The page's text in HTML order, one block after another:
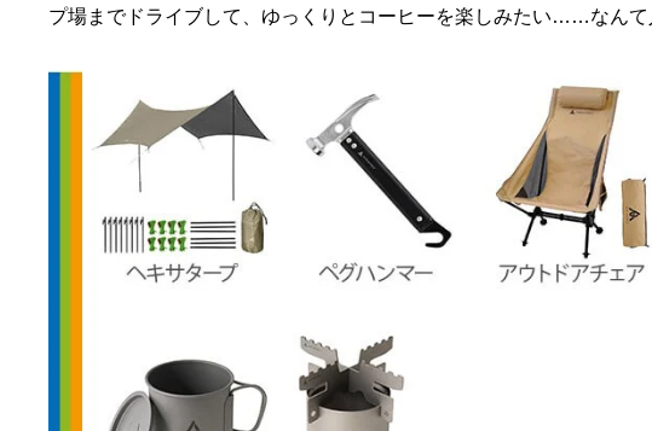
プ場までドライブして、ゆっくりとコーヒーを楽しみたい……なんて